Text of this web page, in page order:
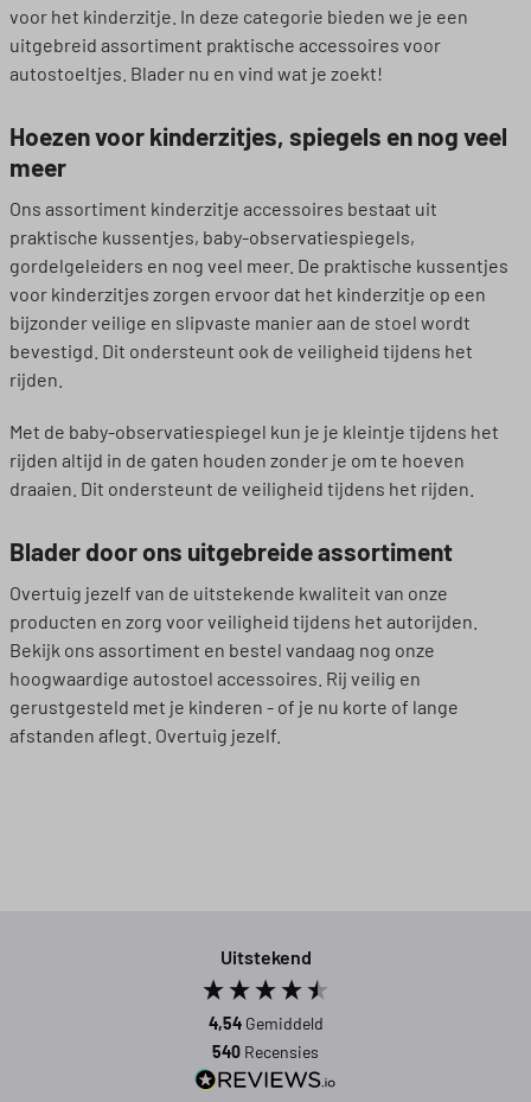
voor het kinderzitje. In deze categorie bieden we je een
uitgebreid assortiment praktische accessoires voor
autostoeltjes. Blader nu en vind wat je zoekt!
Hoezen voor kinderzitjes, spiegels en nog veel
meer
Ons assortiment kinderzitje accessoires bestaat uit
praktische kussentjes, baby-observatiespiegels,
gordelgeleiders en nog veel meer. De praktische kussentjes
voor kinderzitjes zorgen ervoor dat het kinderzitje op een
bijzonder veilige en slipvaste manier aan de stoel wordt
bevestigd. Dit ondersteunt ook de veiligheid tijdens het
rijden.
Met de baby-observatiespiegel kun je je kleintje tijdens het
rijden altijd in de gaten houden zonder je om te hoeven
draaien. Dit ondersteunt de veiligheid tijdens het rijden.
Blader door ons uitgebreide assortiment
Overtuig jezelf van de uitstekende kwaliteit van onze
producten en zorg voor veiligheid tijdens het autorijden.
Bekijk ons assortiment en bestel vandaag nog onze
hoogwaardige autostoel accessoires. Rij veilig en
gerustgesteld met je kinderen - of je nu korte of lange
afstanden aflegt. Overtuig jezelf.
Uitstekend
4,54 Gemiddeld
540 Recensies